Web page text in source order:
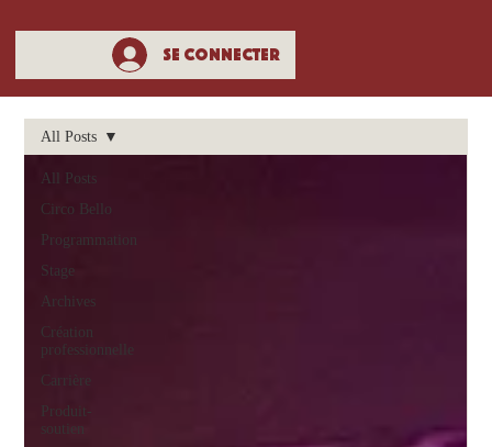
Se connecter
All Posts
Circo Bello
Programmation
Stage
Archives
Création
professionnelle
Carrière
Produit-
soutien
All Posts